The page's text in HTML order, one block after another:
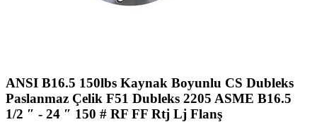
ANSI B16.5 150lbs Kaynak Boyunlu CS Dubleks
Paslanmaz Çelik F51 Dubleks 2205 ASME B16.5
1/2 ″ - 24 ″ 150 # RF FF Rtj Lj Flanş